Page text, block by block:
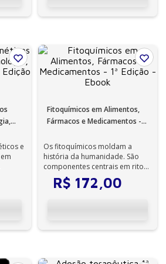
e
Fitoquímicos em Alimentos,
Fármacos e Medicamentos -
Os fitoquímicos moldam a
história da humanidade. São
componentes centrais em ritos
e remédios populares,
participando e...
R$ 172,00